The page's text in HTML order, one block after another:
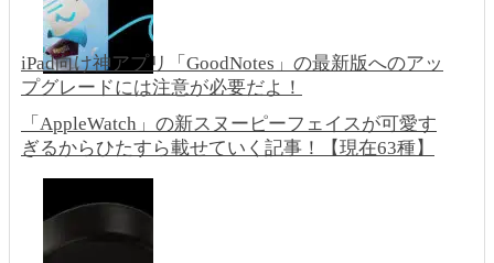
iPad向け神アプリ「GoodNotes」の最新版へのアッ
プグレードには注意が必要だよ！
「AppleWatch」の新スヌーピーフェイスが可愛す
ぎるからひたすら載せていく記事！【現在63種】